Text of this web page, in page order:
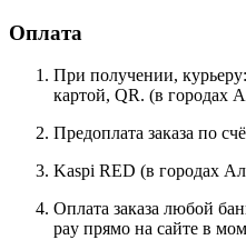
Оплата
При получении,
картой, QR. (в городах
Предоплата заказа по
Kaspi RED (в городах
Оплата заказа любой
pay прямо на сайте в